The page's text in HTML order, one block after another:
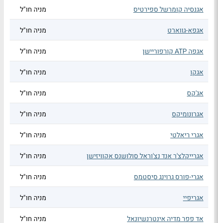
אגנסיה קומרשל ספירטיס מניה חו"ל
אגפא-גווארט מניה חו"ל
אגפה ATP קורפוריישן מניה חו"ל
אגקו מניה חו"ל
אג'קס מניה חו"ל
אגרונומיקס מניה חו"ל
אגרי ריאלטי מניה חו"ל
אגרייקלצ'ר אנד נצ'וראל סולושנס אקוויזישן מניה חו"ל
אגרי-פורס גרוינג סיסטמס מניה חו"ל
אגריפיי מניה חו"ל
אד פפר מדיה אינטרנשיונאל מניה חו"ל